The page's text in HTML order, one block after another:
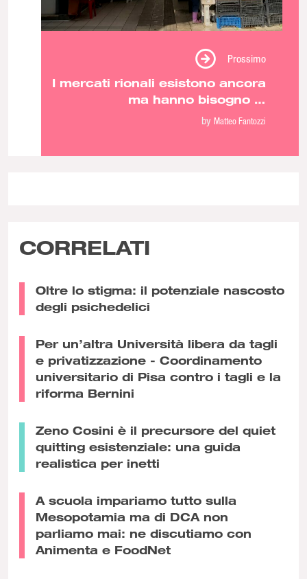
Prossimo
I mercati rionali esistono ancora
ma hanno bisogno di
trasformarsi
by Matteo Fantozzi
CORRELATI
Oltre lo stigma: il potenziale nascosto
degli psichedelici
Per un’altra Università libera da tagli
e privatizzazione - Coordinamento
universitario di Pisa contro i tagli e la
riforma Bernini
Zeno Cosini è il precursore del quiet
quitting esistenziale: una guida
realistica per inetti
A scuola impariamo tutto sulla
Mesopotamia ma di DCA non
parliamo mai: ne discutiamo con
Animenta e FoodNet